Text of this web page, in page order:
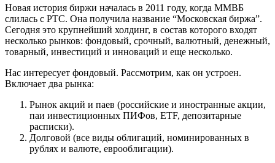
Новая история биржи началась в 2011 году, когда ММВБ
слилась с РТС. Она получила название “Московская биржа”.
Сегодня это крупнейший холдинг, в состав которого входят
несколько рынков: фондовый, срочный, валютный, денежный,
товарный, инвестиций и инноваций и еще несколько.
Нас интересует фондовый. Рассмотрим, как он устроен.
Включает два рынка:
Рынок акций и паев (российские и иностранные акции,
паи инвестиционных ПИФов, ETF, депозитарные
расписки).
Долговой (все виды облигаций, номинированных в
рублях и валюте, еврооблигации).